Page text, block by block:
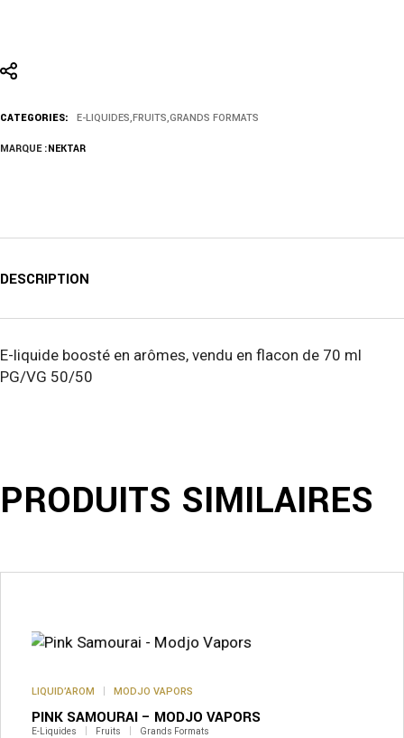
CATEGORIES: E-LIQUIDES,FRUITS,GRANDS FORMATS
MARQUE :NEKTAR
DESCRIPTION
E-liquide boosté en arômes, vendu en flacon de 70 ml
PG/VG 50/50
PRODUITS SIMILAIRES
LIQUID’AROM MODJO VAPORS
PINK SAMOURAI – MODJO VAPORS
E-Liquides Fruits Grands Formats